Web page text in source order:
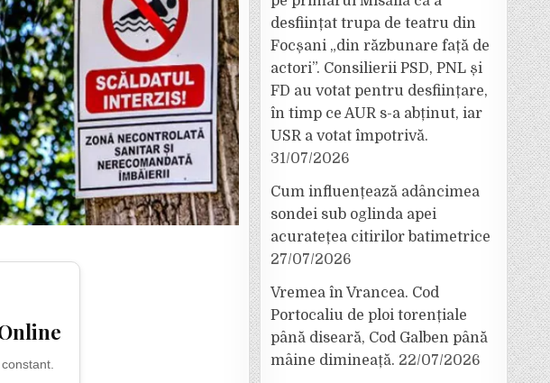
desființat trupa de teatru din
Focșani „din răzbunare față de
actori”. Consilierii PSD, PNL și
FD au votat pentru desființare,
în timp ce AUR s-a abținut, iar
USR a votat împotrivă.
31/07/2026
Cum influențează adâncimea
sondei sub oglinda apei
acuratețea citirilor batimetrice
27/07/2026
Vremea în Vrancea. Cod
Portocaliu de ploi torențiale
până diseară, Cod Galben până
mâine dimineață. 22/07/2026